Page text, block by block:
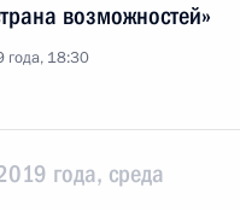
возможностей»
года, 18:30
года, среда